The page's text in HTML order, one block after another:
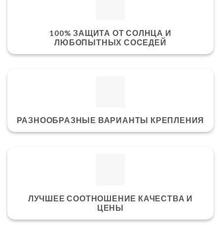
100% ЗАЩИТА ОТ СОЛНЦА И
ЛЮБОПЫТНЫХ СОСЕДЕЙ
РАЗНООБРАЗНЫЕ ВАРИАНТЫ КРЕПЛЕНИЯ
ЛУЧШЕЕ СООТНОШЕНИЕ КАЧЕСТВА И
ЦЕНЫ